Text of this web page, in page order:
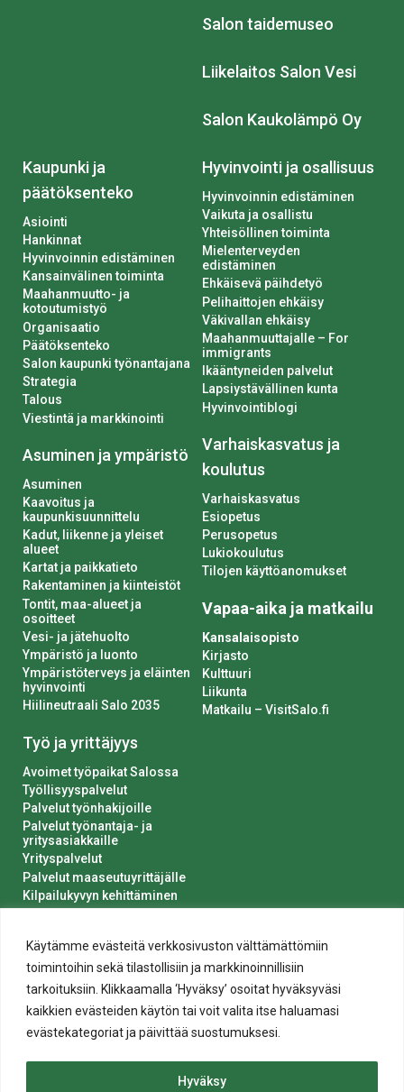
Käytämme evästeitä verkkosivuston välttämättömiin
toimintoihin sekä tilastollisiin ja markkinoinnillisiin
tarkoituksiin. Klikkaamalla ‘Hyväksy’ osoitat hyväksyväsi
kaikkien evästeiden käytön tai voit valita itse haluamasi
evästekategoriat ja päivittää suostumuksesi.
Hyväksy
Salon taidemuseo
Liikelaitos Salon Vesi
Salon Kaukolämpö Oy
Kaupunki ja
päätöksenteko
Asiointi
Hankinnat
Hyvinvoinnin edistäminen
Kansainvälinen toiminta
Maahanmuutto- ja
kotoutumistyö
Organisaatio
Päätöksenteko
Salon kaupunki työnantajana
Strategia
Talous
Viestintä ja markkinointi
Asuminen ja ympäristö
Asuminen
Kaavoitus ja
kaupunkisuunnittelu
Kadut, liikenne ja yleiset
alueet
Kartat ja paikkatieto
Rakentaminen ja kiinteistöt
Tontit, maa-alueet ja
osoitteet
Vesi- ja jätehuolto
Ympäristö ja luonto
Ympäristöterveys ja eläinten
hyvinvointi
Hiilineutraali Salo 2035
Työ ja yrittäjyys
Avoimet työpaikat Salossa
Työllisyyspalvelut
Palvelut työnhakijoille
Palvelut työnantaja- ja
yritysasiakkaille
Yrityspalvelut
Palvelut maaseutuyrittäjälle
Kilpailukyvyn kehittäminen
Hyvinvointi ja osallisuus
Hyvinvoinnin edistäminen
Vaikuta ja osallistu
Yhteisöllinen toiminta
Mielenterveyden
edistäminen
Ehkäisevä päihdetyö
Pelihaittojen ehkäisy
Väkivallan ehkäisy
Maahanmuuttajalle – For
immigrants
Ikääntyneiden palvelut
Lapsiystävällinen kunta
Hyvinvointiblogi
Varhaiskasvatus ja
koulutus
Varhaiskasvatus
Esiopetus
Perusopetus
Lukiokoulutus
Tilojen käyttöanomukset
Vapaa-aika ja matkailu
Kansalaisopisto
Kirjasto
Kulttuuri
Liikunta
Matkailu – VisitSalo.fi